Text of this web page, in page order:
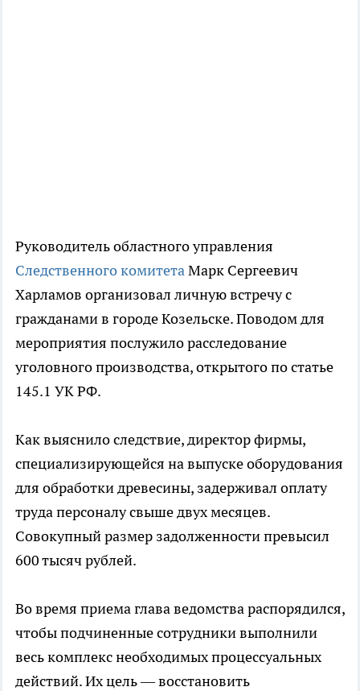
Руководитель областного управления
Следственного комитетаМарк Сергеевич
Харламов организовал личную встречу с
гражданами в городе Козельске. Поводом для
мероприятия послужило расследование
уголовного производства, открытого по статье
145.1 УК РФ.
Как выяснило следствие, директор фирмы,
специализирующейся на выпуске оборудования
для обработки древесины, задерживал оплату
труда персоналу свыше двух месяцев.
Совокупный размер задолженности превысил
600 тысяч рублей.
Во время приема глава ведомства распорядился,
чтобы подчиненные сотрудники выполнили
весь комплекс необходимых процессуальных
действий. Их цель — восстановить